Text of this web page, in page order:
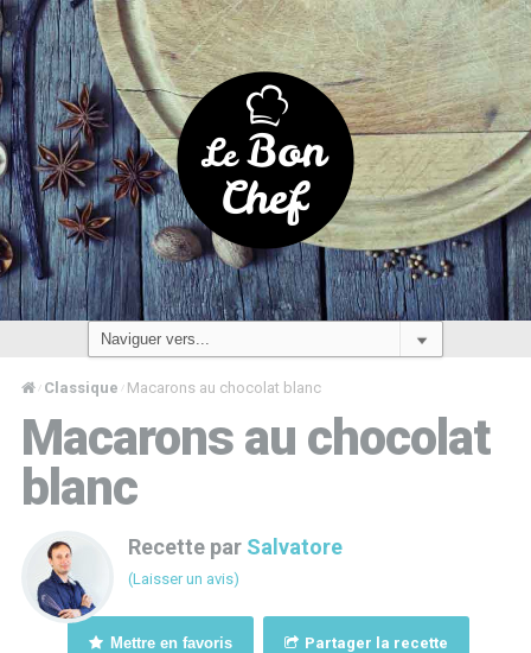
/ Classique / Macarons au chocolat blanc
Macarons au chocolat
blanc
Recette par Salvatore
(Laisser un avis)
Mettre en favoris Partager la recette